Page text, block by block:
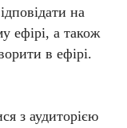
на
ефірі, а також
в ефірі.
з аудиторією